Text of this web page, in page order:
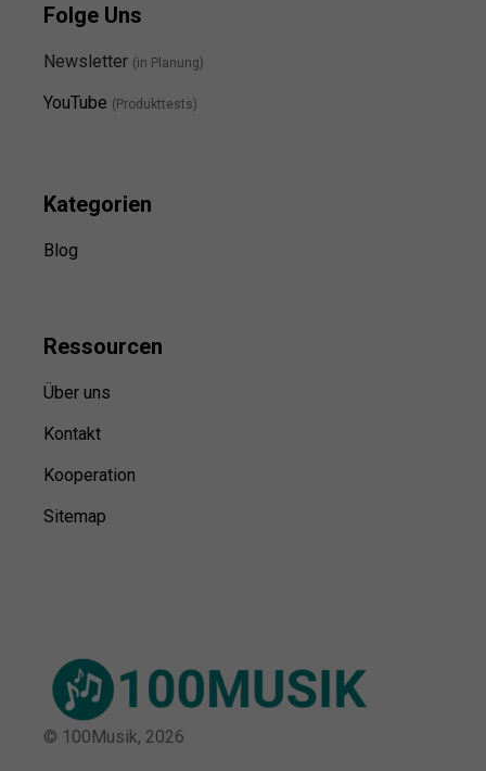
Folge Uns
Newsletter (in Planung)
YouTube (Produkttests)
Kategorien
Blog
Ressourcen
Über uns
Kontakt
Kooperation
Sitemap
© 100Musik, 2026